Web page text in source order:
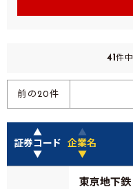
41件中
前の20件
▲
証券コード
▼
▲
企業名
▼
東京地下鉄